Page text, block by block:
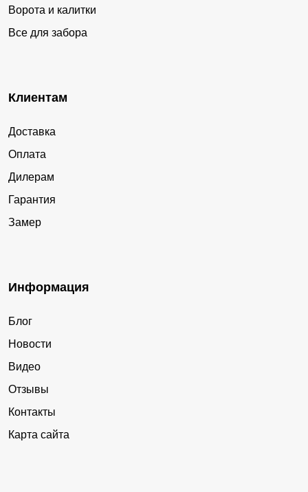
Ворота и калитки
Все для забора
Клиентам
Доставка
Оплата
Дилерам
Гарантия
Замер
Информация
Блог
Новости
Видео
Отзывы
Контакты
Карта сайта